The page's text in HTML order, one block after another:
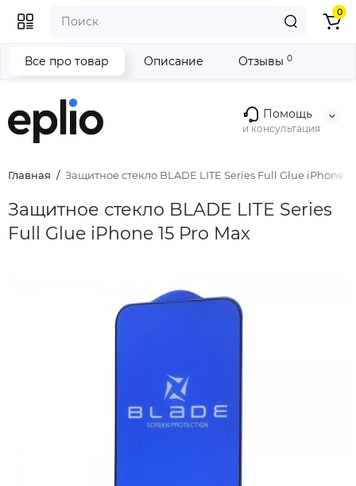
Помощь
и консультация
0
Главная Защитное стекло BLADE LITE Series Full Glue iPhone
Защитное стекло BLADE LITE Series
Full Glue iPhone 15 Pro Max
Все про товар Описание Отзывы 0